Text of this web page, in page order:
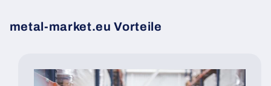
metal-market.eu Vorteile